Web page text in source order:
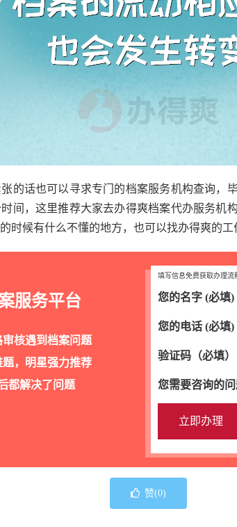
的话也可以寻求专门的档案服务机构查询，
间，这里推荐大家去办得爽档案代办服务机
时候有什么不懂的地方，也可以找办得爽的工
服务平台
核遇到档案问题
，明星强力推荐
都解决了问题
填写信息免费获取办理流
您的名字 (必填)
您的电话 (必填)
验证码（必填）
您需要咨询的
赞(0)